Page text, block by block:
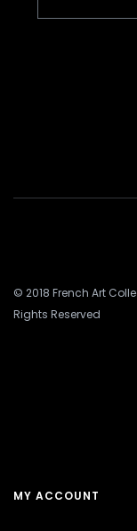
© 2018 French Art
Rights Reserved
MY ACCOUNT